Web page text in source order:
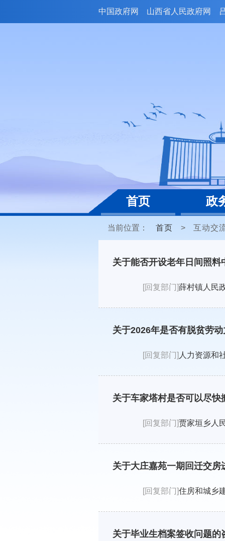
中国政府网 山西省人民政府网
首页 政
当前位置： 首页 > 互动交
关于能否开设老年日间照
[回复部门]薛村镇人民
关于2026年是否有脱贫劳
[回复部门] 人力资源和
关于车家塔村是否可以尽快
[回复部门]贾家垣乡人
关于大庄嘉苑一期回迁交房
[回复部门]住房和城乡
关于毕业生档案签收问题的